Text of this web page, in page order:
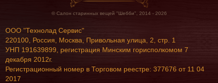
© Салон старинных вещей "Шебби", 2014 - 2026
ООО "Технолад Сервис"
220100, Россия, Москва, Привольная улица, 2, стр. 1
УНП 191639899, регистрация Минским горисполкомом 7
декабря 2012г.
Регистрационный номер в Торговом реестре: 377676 от 11 04
2017